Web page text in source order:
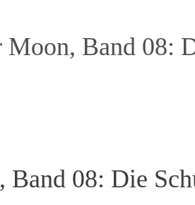
Moon, Band 08:
08: Die